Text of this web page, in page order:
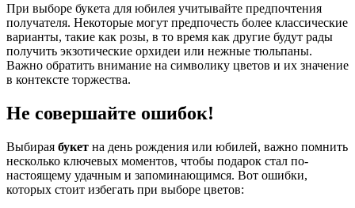
При выборе букета для юбилея учитывайте предпочтения
получателя. Некоторые могут предпочесть более классические
варианты, такие как розы, в то время как другие будут рады
получить экзотические орхидеи или нежные тюльпаны.
Важно обратить внимание на символику цветов и их значение
в контексте торжества.
Не совершайте ошибок!
Выбирая букет на день рождения или юбилей, важно помнить
несколько ключевых моментов, чтобы подарок стал по-
настоящему удачным и запоминающимся. Вот ошибки,
которых стоит избегать при выборе цветов: